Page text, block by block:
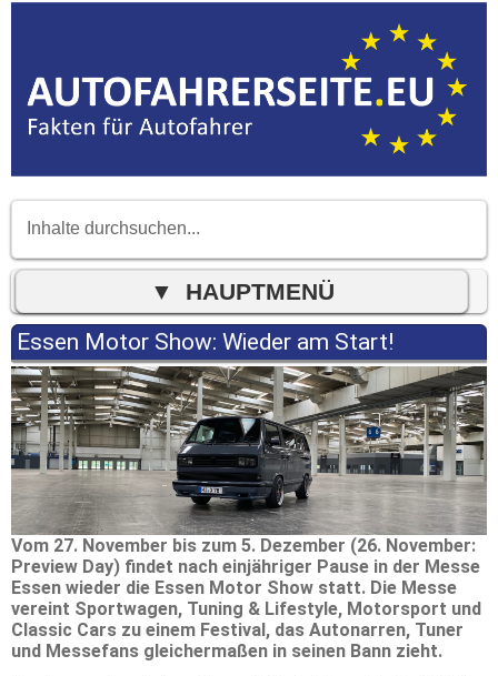
Essen Motor Show: Wieder am Start!
Vom 27. November bis zum 5. Dezember (26. November:
Preview Day) findet nach einjähriger Pause in der Messe
Essen wieder die Essen Motor Show statt. Die Messe
vereint Sportwagen, Tuning & Lifestyle, Motorsport und
Classic Cars zu einem Festival, das Autonarren, Tuner
und Messefans gleichermaßen in seinen Bann zieht.